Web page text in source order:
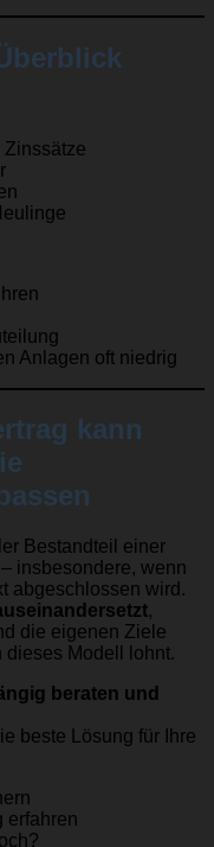
Zinssätze
Anlagen oft niedrig
kann
Bestandteil einer
insbesondere, wenn
abgeschlossen wird.
,
die eigenen Ziele
dieses Modell lohnt.
beraten und
beste Lösung für Ihre
erfahren